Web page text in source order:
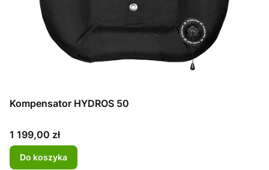
Kompensator HYDROS 50
Cena
1 199,00 zł
Do koszyka